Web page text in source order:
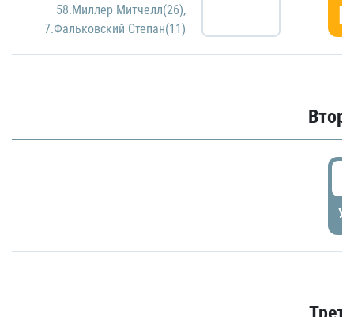
58.Миллер Митчелл(26),
7.Фальковский Степан(11)